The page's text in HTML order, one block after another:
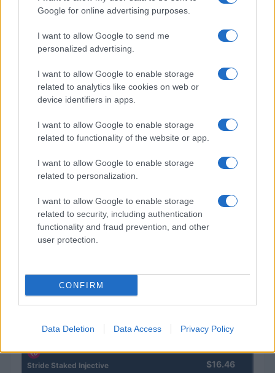
Google for online advertising purposes.
I want to allow Google to send me
personalized advertising.
I want to allow Google to enable storage
related to analytics like cookies on web or
device identifiers in apps.
I want to allow Google to enable storage
related to functionality of the website or app.
I want to allow Google to enable storage
related to personalization.
I want to allow Google to enable storage
related to security, including authentication
functionality and fraud prevention, and other
user protection.
CONFIRM
Data Deletion Data Access Privacy Policy
Brentolie daalt naar 88.9 dollar: grondstoffen onder druk
Sanne De Vries · 6 aug 2026
Naam
Eureka Bridged PAX Gold (Terra
(PAXG)
$4,205.78
(EPOCH)
Stride Staked Injective $16.46